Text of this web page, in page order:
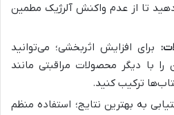
تا از عدم واکنش آلرژیک مطمین
برای افزایش اثربخشی؛ می‌توانید
با دیگر محصولات مراقبتی مانند
ترکیب کنید.
به بهترین نتایج؛ استفاده منظم